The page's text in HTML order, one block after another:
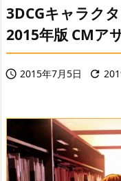
3DCGキャラク
2015年版 CMア
 2015年7月5日 